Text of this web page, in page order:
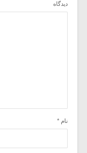
دیدگاه
نام *